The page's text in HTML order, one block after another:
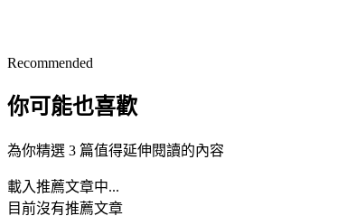
Recommended
你可能也喜歡
為你精選 3 篇值得延伸閱讀的內容
載入推薦文章中...
目前沒有推薦文章